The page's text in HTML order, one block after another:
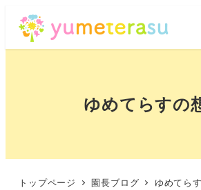
ゆめてらすの
トップページ 園長ブログ ゆめてら